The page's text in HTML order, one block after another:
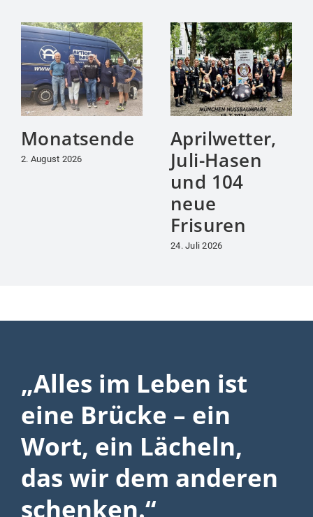
Monatsende
2. August 2026
Aprilwetter,
Juli-Hasen
und 104
neue
Frisuren
24. Juli 2026
„Alles im Leben ist
eine Brücke – ein
Wort, ein Lächeln,
das wir dem anderen
schenken.“